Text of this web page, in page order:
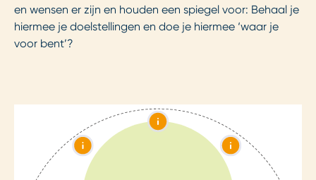
en wensen er zijn en houden een spiegel voor: Behaal je
hiermee je doelstellingen en doe je hiermee ‘waar je
voor bent’?